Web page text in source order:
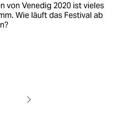
von Venedig 2020 ist vieles
Wie läuft das Festival ab